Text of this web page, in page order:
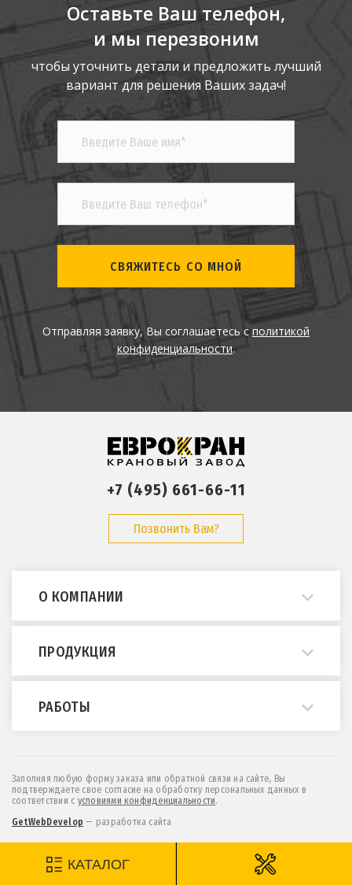
Оставьте Ваш телефон,
и мы перезвоним
чтобы уточнить детали и предложить лучший
вариант для решения Ваших задач!
СВЯЖИТЕСЬ СО МНОЙ
Отправляя заявку, Вы соглашаетесь сполитикой
конфиденциальности.
+7 (495) 661-66-11
Позвонить Вам?
О КОМПАНИИ
О нас
Примеры работ
Опросные листы
ГОСТы и нормативы
Контакты
Новости
ПРОДУКЦИЯ
Мостовые краны
Кран-балки
Козловые и полукозловые краны
Эстакады и монорельсы
Дополнительное оборудование
РАБОТЫ
Проектирование
Обследование
Доставка
Заполняя любую форму заказа или обратной связи на сайте, Вы
подтверждаете свое согласие на обработку персональных данных в
соответствии c условиями конфиденциальности.
GetWebDevelop — разработка сайта
КАТАЛОГ